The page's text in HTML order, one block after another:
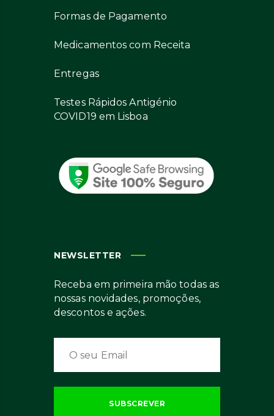
Formas de Pagamento
Medicamentos com Receita
Entregas
Testes Rápidos Antigénio
COVID19 em Lisboa
NEWSLETTER
Receba em primeira mão todas as
nossas novidades, promoções,
descontos e ações.